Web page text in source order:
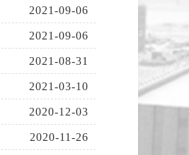
2021-09-06
2021-09-06
2021-08-31
2021-03-10
2020-12-03
2020-11-26